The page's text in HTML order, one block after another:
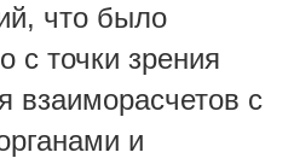
что было
с точки зрения
взаиморасчетов с
и